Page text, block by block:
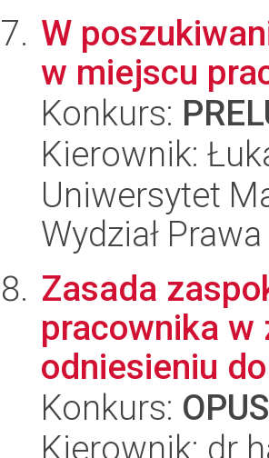
W
w miejscu
Konkurs:
Kierownik:
Uniwersytet
Wydział
Zasada
pracownika w
odniesieniu
Konkurs:
Kierownik: dr